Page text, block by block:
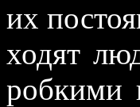
их
ходят
робкими